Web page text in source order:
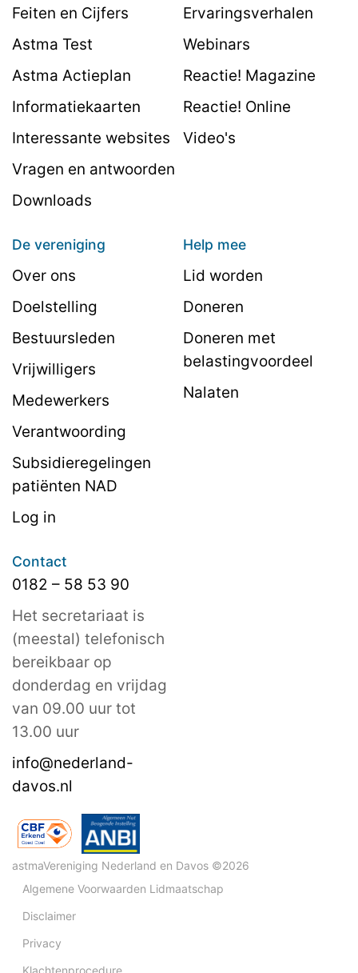
Feiten en Cijfers
Astma Test
Astma Actieplan
Informatiekaarten
Interessante websites
Vragen en antwoorden
Downloads
Ervaringsverhalen
Webinars
Reactie! Magazine
Reactie! Online
Video's
De vereniging
Over ons
Doelstelling
Bestuursleden
Vrijwilligers
Medewerkers
Verantwoording
Subsidieregelingen
patiënten NAD
Log in
Help mee
Lid worden
Doneren
Doneren met
belastingvoordeel
Nalaten
Contact
0182 – 58 53 90
Het secretariaat is
(meestal) telefonisch
bereikbaar op
donderdag en vrijdag
van 09.00 uur tot
13.00 uur
info@nederland-
davos.nl
astmaVereniging Nederland en Davos ©2026
Algemene Voorwaarden Lidmaatschap
Disclaimer
Privacy
Klachtenprocedure